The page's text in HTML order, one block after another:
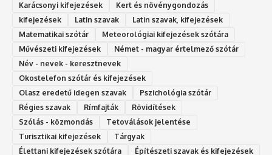
Karácsonyi kifejezések
Kert és növénygondozás
kifejezések
Latin szavak
Latin szavak, kifejezések
Matematikai szótár
Meteorológiai kifejezések szótára
Művészeti kifejezések
Német - magyar értelmező szótár
Név - nevek - keresztnevek
Okostelefon szótár és kifejezések
Olasz eredetű idegen szavak
Ps‮gólohciz‬ia s‮átóz‬r
Régies szavak
Rímfajták
Rövidítések
Szólás - közmondás
Tetoválások jelentése
Turisztikai kifejezések
Tárgyak
Élettani kifejezések szótára
Építészeti szavak és kifejezések